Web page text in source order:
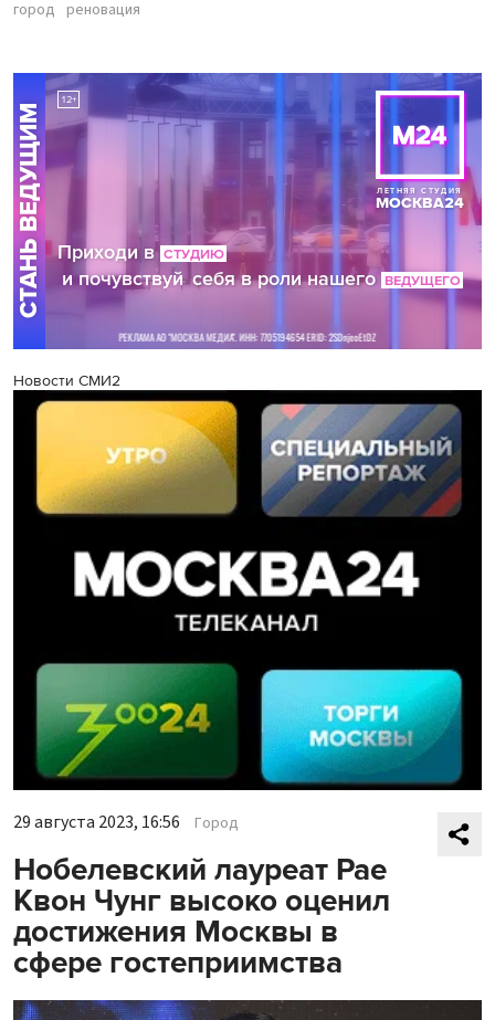
город реновация
Новости СМИ2
29 августа 2023, 16:56 Город
Нобелевский лауреат Рае
Квон Чунг высоко оценил
достижения Москвы в
сфере гостеприимства